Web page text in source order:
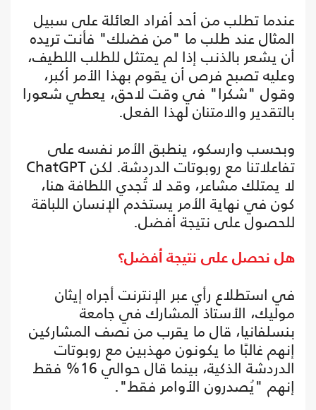
عندما تطلب من أحد أفراد العائلة على سبيل
المثال عند طلب ما "من فضلك" فأنت تريده
أن يشعر بالذنب إذا لم يمتثل للطلب اللطيف،
وعليه تصبح فرص أن يقوم بهذا الأمر أكبر،
وقول "شكرا" في وقت لاحق، يعطي شعورا
بالتقدير والامتنان لهذا الفعل.
وبحسب وارسكو، ينطبق الأمر نفسه على
تفاعلاتنا مع روبوتات الدردشة. لكن ChatGPT
لا يمتلك مشاعر، وقد لا تُجدي اللطافة هنا،
كون في نهاية الأمر يستخدم الإنسان اللباقة
للحصول على نتيجة أفضل.
هل نحصل على نتيجة أفضل؟
في استطلاع رأي عبر الإنترنت أجراه إيثان
موليك، الأستاذ المشارك في جامعة
بنسلفانيا، قال ما يقرب من نصف المشاركين
إنهم غالبًا ما يكونون مهذبين مع روبوتات
الدردشة الذكية، بينما قال حوالي 16% فقط
إنهم "يُصدرون الأوامر فقط".